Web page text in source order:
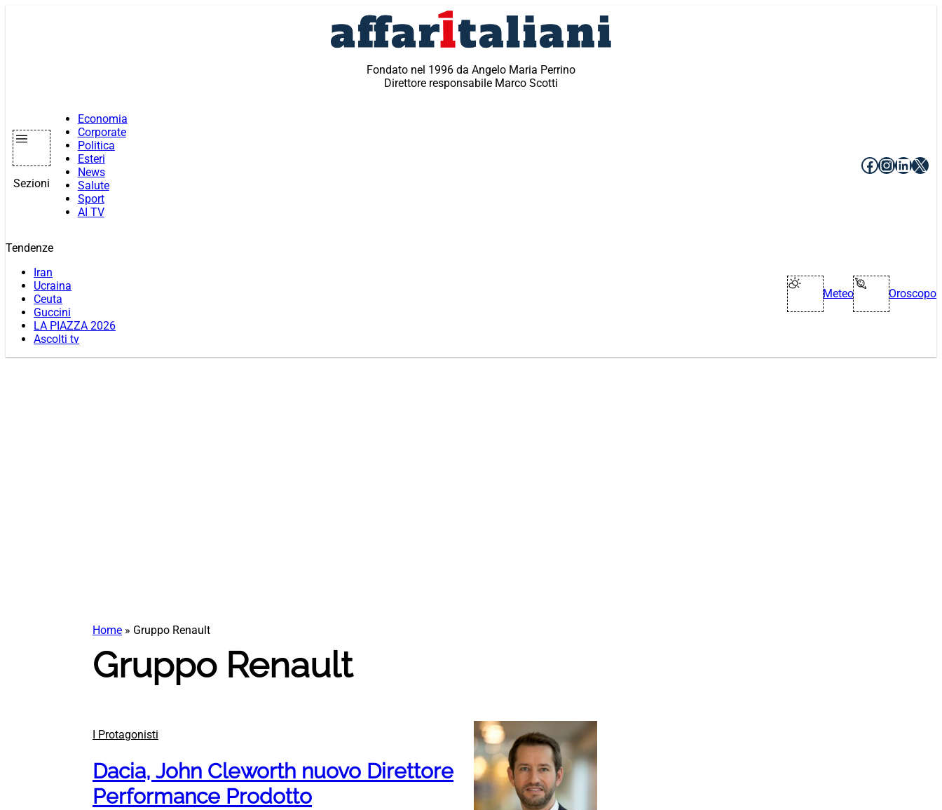
Fondato nel 1996 da Angelo Maria Perrino
Direttore responsabile Marco Scotti
Sezioni
Economia
Corporate
Politica
Esteri
News
Salute
Sport
AI TV
Facebook
X
Tendenze
Iran
Ucraina
Ceuta
Guccini
LA PIAZZA 2026
Ascolti tv
Meteo Oroscopo
Home » Gruppo Renault
Gruppo Renault
I Protagonisti
Dacia, John Cleworth nuovo Direttore
Performance Prodotto